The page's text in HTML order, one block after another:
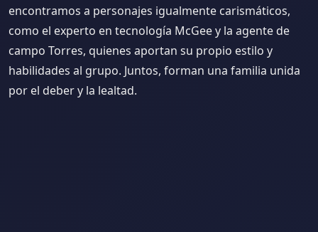
encontramos a personajes igualmente carismáticos,
como el experto en tecnología McGee y la agente de
campo Torres, quienes aportan su propio estilo y
habilidades al grupo. Juntos, forman una familia unida
por el deber y la lealtad.